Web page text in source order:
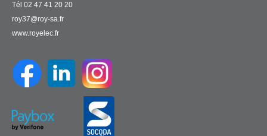
Tél 02 47 41 20 20
roy37@roy-sa.fr
www.royelec.fr